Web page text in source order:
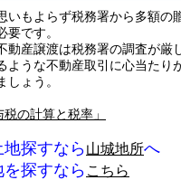
いもよらず税務署から多額の
要です。
動産譲渡は税務署の調査が厳
ような不動産取引に心当たり
しょう。
の計算と税率」
探すなら山城地所へ
探すなら こちら